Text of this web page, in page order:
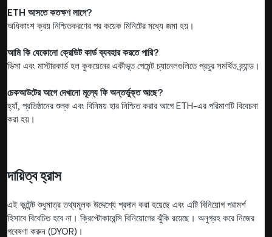
ETH আসতে কতক্ষণ লাগে?
অধিকাংশ ক্রয় নিশ্চিতকরণের পর কয়েক মিনিটের মধ্যে জমা হয়।
আমি কি যেকোনো ক্রেডিট কার্ড ব্যবহার করতে পারি?
ভিসা এবং মাস্টারকার্ড হল কুকয়েনের একীভূত পেমেন্ট চ্যানেলগুলিতে প্রচুর সমর্থিত ব্র্যান্ড।
চেকআউটের আগে দেখানো মূল্যে ফি অন্তর্ভুক্ত আছে?
হ্যাঁ, প্রতিষ্ঠানের শুল্ক এবং বিনিময় হার নিশ্চিত করার আগে ETH-এর পরিমাণটি বিবেচনা
করা হয়।
দায়িত্ব হ্রাস
এই কন্টেন্ট শুধুমাত্র তথ্যমূলক উদ্দেশ্যে প্রদান করা হয়েছে এবং এটি বিনিয়োগ পরামর্শ
হিসাবে বিবেচিত হবে না। ক্রিপ্টোকারেন্সি বিনিয়োগের ঝুঁকি রয়েছে। অনুগ্রহ করে নিজের
গবেষণা করুন (DYOR)।